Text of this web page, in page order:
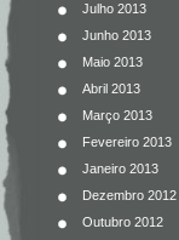
Julho 2013
Junho 2013
Maio 2013
Abril 2013
Março 2013
Fevereiro 2013
Janeiro 2013
Dezembro 2012
Outubro 2012